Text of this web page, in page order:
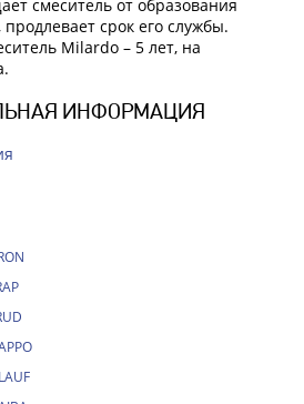
смеситель от образования
срок его службы.
Milardo – 5 лет, на
ИНФОРМАЦИЯ